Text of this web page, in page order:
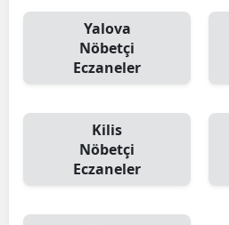
Yalova
Nöbetçi
Eczaneler
Kilis
Nöbetçi
Eczaneler